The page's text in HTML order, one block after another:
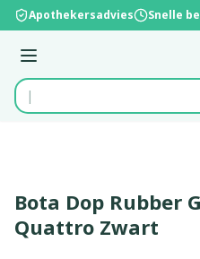
Ga naar de inhoud
Apothekersadvies Snelle
Menu
Product, merk, categorie...
Bota Dop Rubber
Quattro Zwart